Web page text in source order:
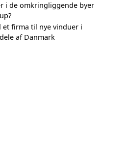
i de omkringliggende byer
et firma til nye vinduer i
af Danmark